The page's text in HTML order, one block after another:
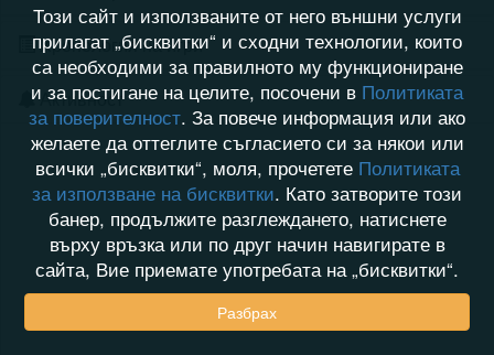
Хронология на игри
Активност
Този сайт и използваните от него външни услуги
прилагат „бисквитки“ и сходни технологии, които
са необходими за правилното му функциониране
и за постигане на целите, посочени в Политиката
за поверителност. За повече информация или ако
желаете да оттеглите съгласието си за някои или
всички „бисквитки“, моля, прочетете Политиката
за използване на бисквитки. Като затворите този
банер, продължите разглеждането, натиснете
върху връзка или по друг начин навигирате в
сайта, Вие приемате употребата на „бисквитки“.
Разбрах